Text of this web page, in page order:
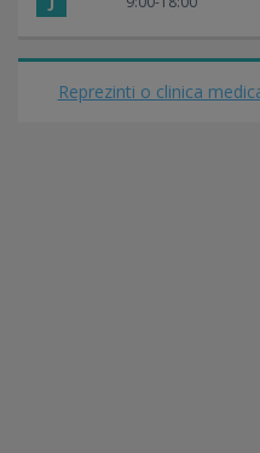
Reprezinti o clinica